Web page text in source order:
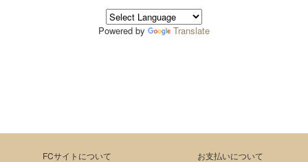
Powered by Translate
FCサイトについて お支払いについて